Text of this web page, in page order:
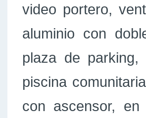
video portero,
aluminio con
plaza de parking,
piscina
con ascensor, en